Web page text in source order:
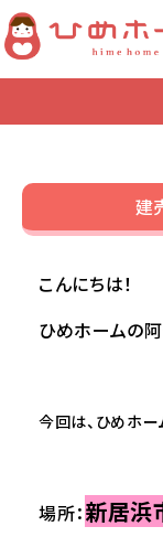
建
こんにちは！
ひめホームの
今回は、ひめホ
場所：新居浜